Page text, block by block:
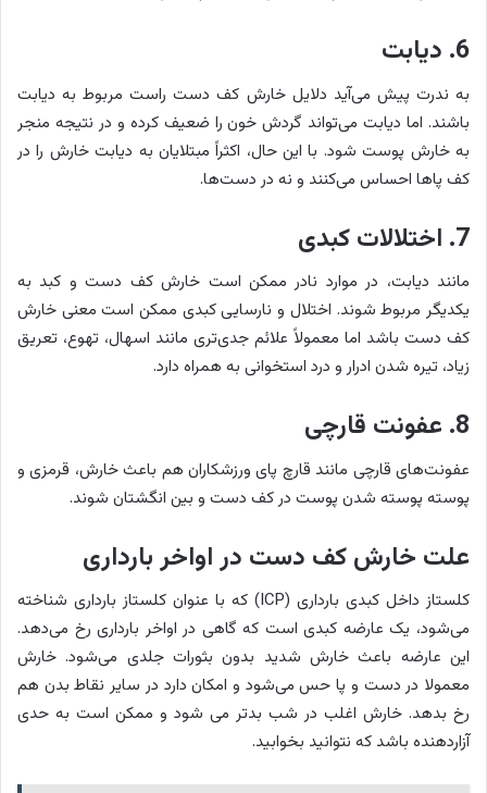
6. دیابت
به ندرت پیش می‌آید دلایل خارش کف دست راست مربوط به دیابت
باشند. اما دیابت می‌تواند گردش خون را ضعیف کرده و در نتیجه منجر
به خارش پوست شود. با این حال، اکثراً مبتلایان به دیابت خارش را در
کف پاها احساس می‌کنند و نه در دست‌ها.
7. اختلالات کبدی
مانند دیابت، در موارد نادر ممکن است خارش کف دست و کبد به
یکدیگر مربوط شوند. اختلال و نارسایی کبدی ممکن است معنی خارش
کف دست باشد اما معمولاً علائم جدی‌تری مانند اسهال، تهوع، تعریق
زیاد، تیره شدن ادرار و درد استخوانی به همراه دارد.
8. عفونت قارچی
عفونت‌های قارچی مانند قارچ پای ورزشکاران هم باعث خارش، قرمزی و
پوسته پوسته شدن پوست در کف دست و بین انگشتان شوند.
علت خارش کف دست در اواخر بارداری
کلستاز داخل کبدی بارداری (ICP) که با عنوان کلستاز بارداری شناخته
می‌شود، یک عارضه کبدی است که گاهی در اواخر بارداری رخ می‌دهد.
این عارضه باعث خارش شدید بدون بثورات جلدی می‌شود. خارش
معمولا در دست و پا حس می‌شود و امکان دارد در سایر نقاط بدن هم
رخ بدهد. خارش اغلب در شب بدتر می شود و ممکن است به حدی
آزاردهنده باشد که نتوانید بخوابید.